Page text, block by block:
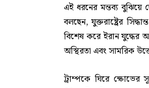
এই ধরনের মন্তব্য বুঝিয়ে
বলছেন, যুক্তরাষ্ট্রের
বিশেষ করে ইরান যুদ্ধের
অস্থিরতা এবং সামরিক
ট্রাম্পকে ঘিরে